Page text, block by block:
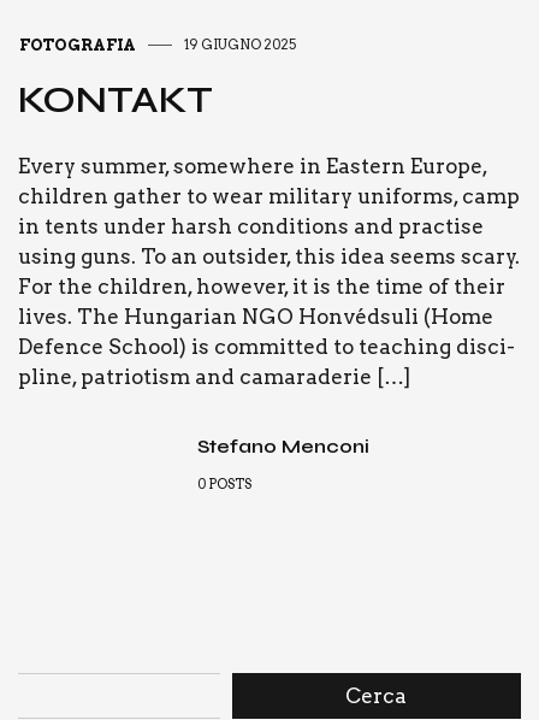
FOTOGRAFIA 19 GIUGNO 2025
KON­TAKT
Eve­ry sum­mer, somewhe­re in Eastern Euro­pe,
chil­dren gather to wear mili­ta­ry uni­forms, camp
in ten­ts under harsh con­di­tions and prac­ti­se
using guns. To an outsi­der, this idea seems sca­ry.
For the chil­dren, howe­ver, it is the time of their
lives. The Hun­ga­rian NGO Hon­véd­su­li (Home
Defen­ce School) is com­mit­ted to tea­ching disci­
pli­ne, patrio­ti­sm and cama­ra­de­rie […]
Stefano Menconi
0 POSTS
Cerca